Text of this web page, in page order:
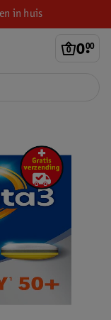
in huis
0.
00